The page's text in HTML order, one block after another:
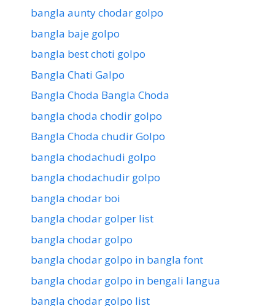
bangla aunty chodar golpo
bangla baje golpo
bangla best choti golpo
Bangla Chati Galpo
Bangla Choda Bangla Choda
bangla choda chodir golpo
Bangla Choda chudir Golpo
bangla chodachudi golpo
bangla chodachudir golpo
bangla chodar boi
bangla chodar golper list
bangla chodar golpo
bangla chodar golpo in bangla font
bangla chodar golpo in bengali langua
bangla chodar golpo list